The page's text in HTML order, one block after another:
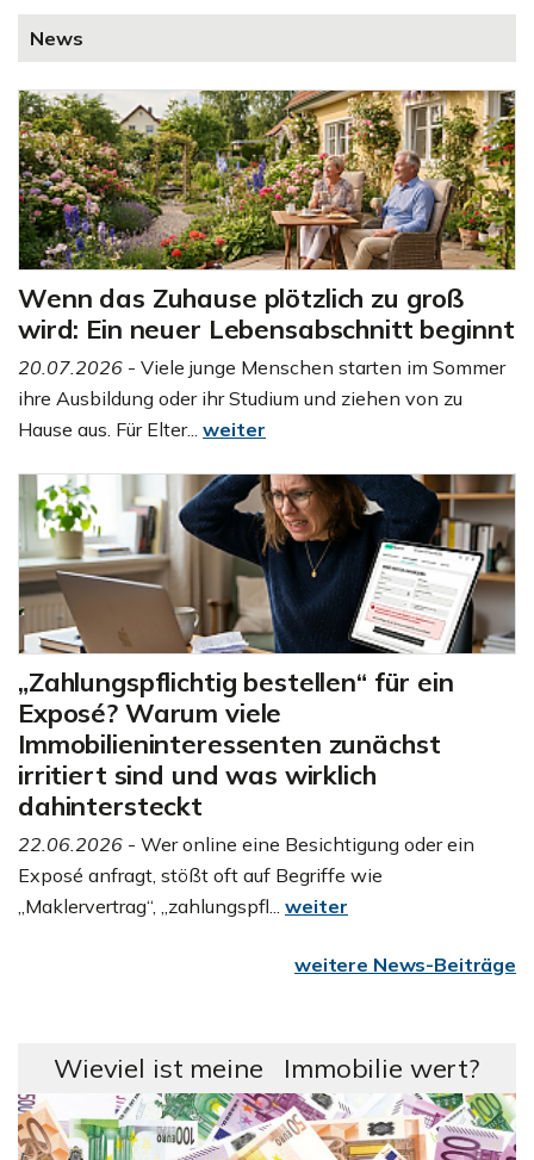
News
Wenn das Zuhause plötzlich zu groß
wird: Ein neuer Lebensabschnitt beginnt
20.07.2026 - Viele junge Menschen starten im Sommer
ihre Ausbildung oder ihr Studium und ziehen von zu
Hause aus. Für Elter... weiter
„Zahlungspflichtig bestellen“ für ein
Exposé? Warum viele
Immobilieninteressenten zunächst
irritiert sind und was wirklich
dahintersteckt
22.06.2026 - Wer online eine Besichtigung oder ein
Exposé anfragt, stößt oft auf Begriffe wie
„Maklervertrag“, „zahlungspfl... weiter
weitere News-Beiträge
Wieviel ist meine Immobilie wert?